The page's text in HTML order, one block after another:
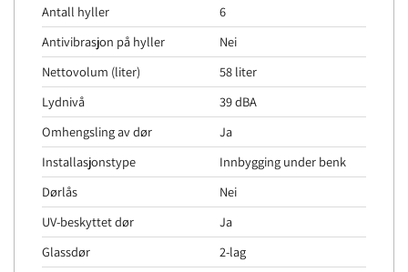
Antall hyller
6
Antivibrasjon på hyller
Nei
Nettovolum (liter)
58 liter
Lydnivå
39 dBA
Omhengsling av dør
Ja
Installasjonstype
Innbygging under benk
Dørlås
Nei
UV-beskyttet dør
Ja
Glassdør
2-lag